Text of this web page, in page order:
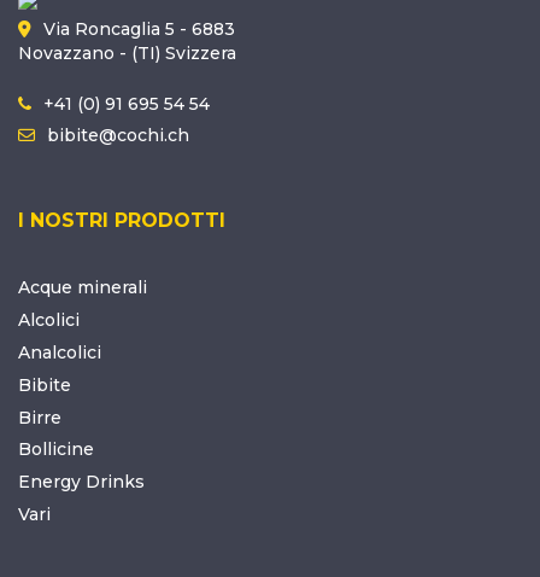
Via Roncaglia 5 - 6883
Novazzano - (TI) Svizzera
+41 (0) 91 695 54 54
bibite@cochi.ch
I NOSTRI PRODOTTI
Acque minerali
Alcolici
Analcolici
Bibite
Birre
Bollicine
Energy Drinks
Vari